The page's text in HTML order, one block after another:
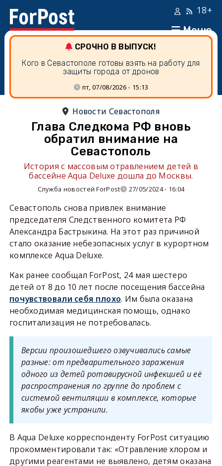
Меню
18+
СРОЧНО В ВЫПУСК!
Кого в Севастополе готовы взять на работу для
защиты города от дронов
пт, 07/08/2026 - 15:13
Новости Севастополя
Глава Следкома РФ вновь
обратил внимание на
Севастополь
История с массовым отравлением детей в
бассейне Aqua Deluxe дошла до Москвы.
Служба новостей ForPost 27/05/2024 - 16:04
Севастополь снова привлек внимание
председателя Следственного комитета РФ
Александра Бастрыкина. На этот раз причиной
стало оказание небезопасных услуг в курортном
комплексе Aqua Deluxe.
Как ранее сообщал ForPost, 24 мая шестеро
детей от 8 до 10 лет после посещения бассейна
почувствовали себя плохо. Им была оказана
необходимая медицинская помощь, однако
госпитализация не потребовалась.
Версии произошедшего озвучивались самые
разные: от предварительного заражения
одного из детей ротавирусной инфекцией и её
распространения по группе до проблем с
системой вентиляции в комплексе, которые
якобы уже устранили.
В Aqua Deluxe корреспонденту ForPost ситуацию
прокомментировали так: «Отравление хлором и
другими реагентами не выявлено, детям оказана